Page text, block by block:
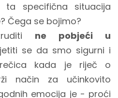
ta specifična situacija
Čega se bojimo?
ne pobjeći u
se da smo sigurni i
kada je riječ o
način za učinkovito
emocija je - proći